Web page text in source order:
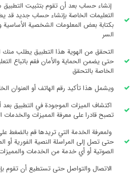
إنشاء حساب بعد أن تقوم بتثبيت
التعليمات الخاصة بإنشاء حساب جديد قد
بكتابة بعض المعلومات الشخصية
السر
التحقق من الهوية هذا التطبيق يطلب
حتى يضمن الحماية والأمان فقم باتباع
الخاصة بالتحقق
ويشمل هذا تأكيد رقم الهاتف أو العنوان
اكتشاف الميزات الموجودة في التطبيق
تصبح قادرا على معرفة المميزات والخدمات
ولمعرفة الخدمة التي تريدها قم بالضغط على
حتى تصل إلى المراسلة النصية الفورية أو
الصوتية أو أي خدمة من الخدمات
الاتصال والتواصل حتى تستطيع أن تقوم